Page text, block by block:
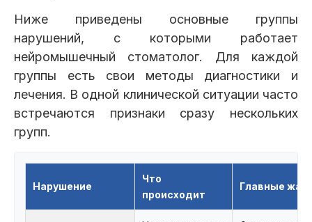
Ниже приведены основные группы
нарушений, с которыми работает
нейромышечный стоматолог. Для каждой
группы есть свои методы диагностики и
лечения. В одной клинической ситуации часто
встречаются признаки сразу нескольких
групп.
Нарушение
Что
происходит
Главные